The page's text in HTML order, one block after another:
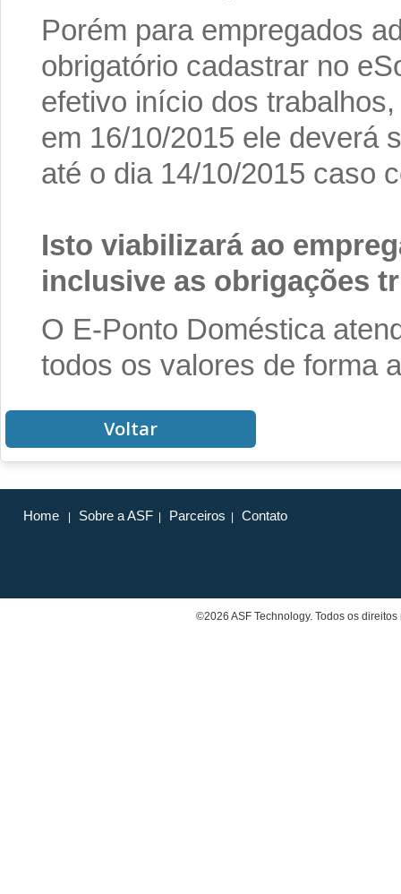
Porém para empregados
obrigatório cadastrar no
efetivo início dos
em 16/10/2015 ele deverá
até o dia 14/10/2015 caso
Isto viabilizará ao
inclusive as obrigações
O E-Ponto Doméstica
todos os valores de forma
Voltar
Home Sobre a ASF Parceiros Contato
©2026 ASF Technology. Todos os